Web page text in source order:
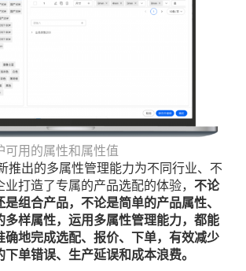
可用的属性和属性值
推出的多属性管理能力为不同行业、不
打造了专属的产品选配的体验， 不论
组合产品，不论是简单的产品属性、
多样属性，运用多属性管理能力，都能
确地完成选配、报价、下单，有效减少
单错误、生产延误和成本浪费。